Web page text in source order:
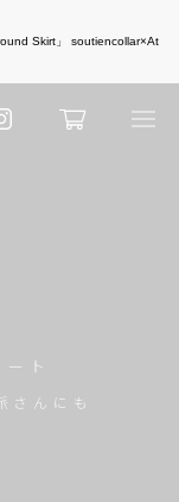
Skirt」 soutiencollar×At
ト
さんにも